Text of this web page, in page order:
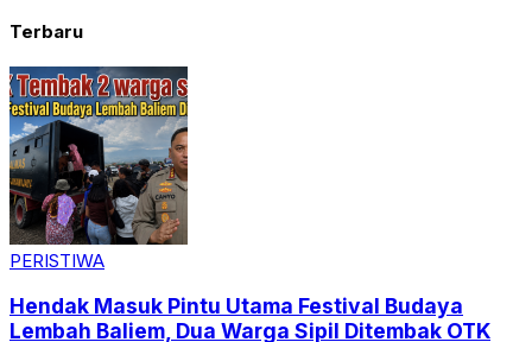
Terbaru
PERISTIWA
Hendak Masuk Pintu Utama Festival Budaya
Lembah Baliem, Dua Warga Sipil Ditembak OTK